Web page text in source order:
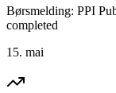
Børsmelding: PPI
completed
15. mai